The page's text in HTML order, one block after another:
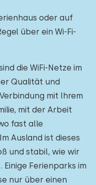
oder auf
über ein Wi-Fi-
die WiFi-Netze im
Qualität und
mit Ihrem
mit der Arbeit
fast alle
Ausland ist dieses
und stabil, wie wir
Ferienparks im
nur über einen